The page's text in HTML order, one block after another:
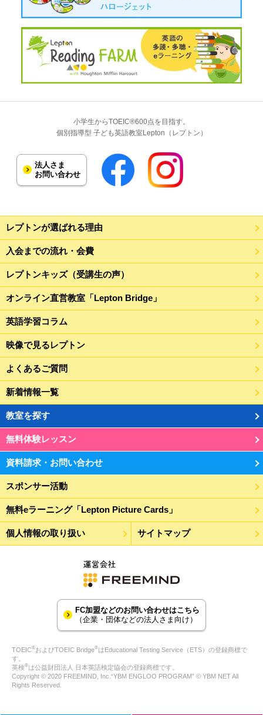
小学生からTOEIC®600点を目指す。
個別指導型 子ども英語教室Lepton（レプトン）
法人さま
お問い合わせ
レプトンが選ばれる理由
入会までの流れ・会費
レプトンキッズ（受講生の声）
オンライン直営教室「Lepton Bridge」
英語学習コラム
映像で見るレプトン
よくあるご質問
新着情報一覧
教室を探す
無料体験レッスン
資料請求・お問い合わせ
スポンサー活動
無料eラーニング「Lepton Picture Cards」
個人情報の取り扱い サイトマップ
FC加盟などのお問い合わせはこちら
（企業・団体などの法人さま向け）
TOEIC®およびTOEIC Bridge®はEducational Testing Service（ETS）の登録商標で
す。
英検®は公益財団法人 日本英語検定協会の登録商標です。
Copyright © 2020 FREEMIND, Inc.“YBM ENGLOO PROGRAM” © YBM NET All
Rights Reserved.